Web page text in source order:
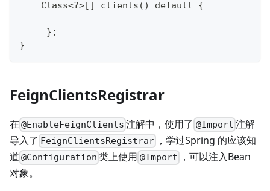
    Class<?>[] clients() default {
     };
}
FeignClientsRegistrar
在 @EnableFeignClients 注解中，使用了 @Import 注解
导入了 FeignClientsRegistrar ，学过Spring 的应该知
道 @Configuration 类上使用 @Import ，可以注入Bean
对象。